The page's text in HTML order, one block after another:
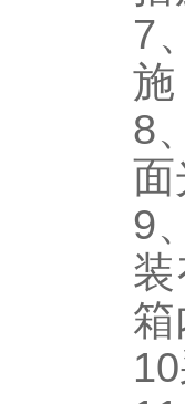
7
施
8
面
9